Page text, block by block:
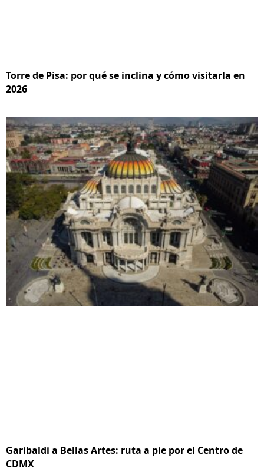
Torre de Pisa: por qué se inclina y cómo visitarla en
2026
Garibaldi a Bellas Artes: ruta a pie por el Centro de
CDMX